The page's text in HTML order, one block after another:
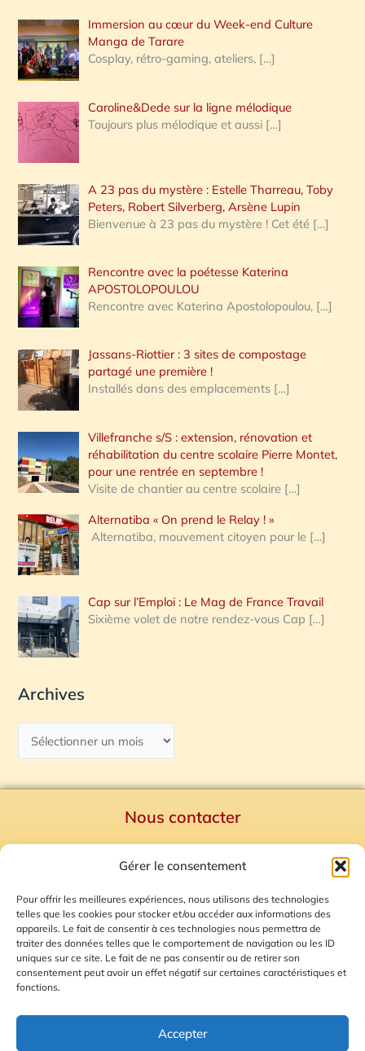
Gérer le consentement
Pour offrir les meilleures expériences, nous utilisons des technologies
telles que les cookies pour stocker et/ou accéder aux informations des
appareils. Le fait de consentir à ces technologies nous permettra de
traiter des données telles que le comportement de navigation ou les ID
uniques sur ce site. Le fait de ne pas consentir ou de retirer son
consentement peut avoir un effet négatif sur certaines caractéristiques et
fonctions.
Accepter
:
Immersion au cœur du Week-end Culture
Manga de Tarare
Cosplay, rétro-gaming, ateliers, […]
Caroline&Dede sur la ligne mélodique
Toujours plus mélodique et aussi […]
A 23 pas du mystère : Estelle Tharreau, Toby
Peters, Robert Silverberg, Arsène Lupin
Bienvenue à 23 pas du mystère ! Cet été […]
Rencontre avec la poétesse Katerina
APOSTOLOPOULOU
Rencontre avec Katerina Apostolopoulou, […]
Jassans-Riottier : 3 sites de compostage
partagé une première !
Installés dans des emplacements […]
Villefranche s/S : extension, rénovation et
réhabilitation du centre scolaire Pierre Montet,
pour une rentrée en septembre !
Visite de chantier au centre scolaire […]
Alternatiba « On prend le Relay ! »
Alternatiba, mouvement citoyen pour le […]
Cap sur l’Emploi : Le Mag de France Travail
Sixième volet de notre rendez-vous Cap […]
Archives
Nous contacter
Mentions Légales
Plan du site
Gestion des Cookies